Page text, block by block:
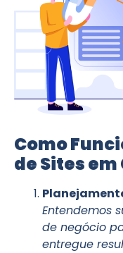
Como
de Sites
Entendemos
de negócio
entregue